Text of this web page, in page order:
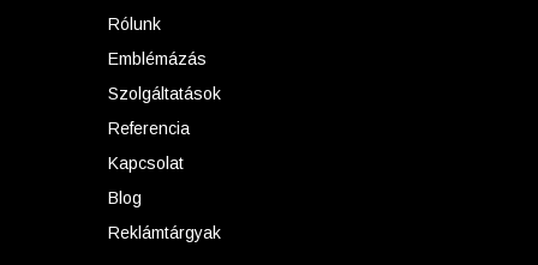
Rólunk
Emblémázás
Szolgáltatások
Referencia
Kapcsolat
Blog
Reklámtárgyak